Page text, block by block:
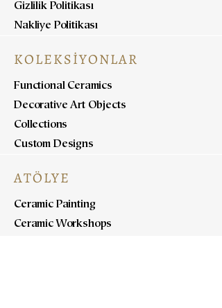
Gizlilik Politikası
Nakliye Politikası
KOLEKSİYONLAR
Functional Ceramics
Decorative Art Objects
Collections
Custom Designs
ATÖLYE
Ceramic Painting
Ceramic Workshops